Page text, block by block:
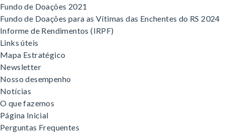
Fundo de Doações 2021
Fundo de Doações para as Vítimas das Enchentes do RS 2024
Informe de Rendimentos (IRPF)
Links úteis
Mapa Estratégico
Newsletter
Nosso desempenho
Notícias
O que fazemos
Página Inicial
Perguntas Frequentes